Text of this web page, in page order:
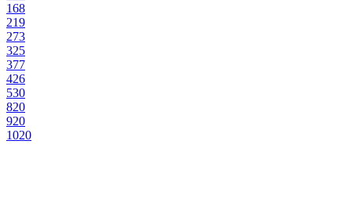
168
219
273
325
377
426
530
820
920
1020